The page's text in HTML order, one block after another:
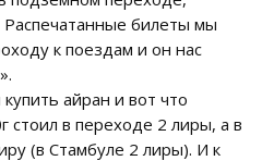
Распечатанные билеты мы
к поездам и он нас
айран и вот что
стоил в переходе 2 лиры, а в
(в Стамбуле 2 лиры). И к